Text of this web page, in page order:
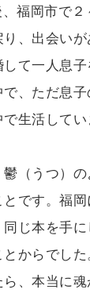
福岡市で
、出会い
て一人息
、ただ息
生活してい
（うつ）
です。福
じ本を手
からでし
、本当に魂